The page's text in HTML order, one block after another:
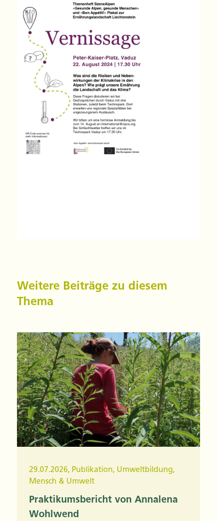
Weitere Beiträge zu diesem
Thema
29.07.2026, Publikation, Umweltbildung,
Mensch & Umwelt
Praktikumsbericht von Annalena
Wohlwend